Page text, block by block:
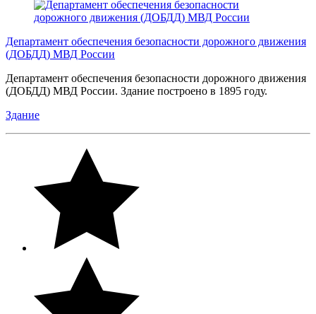
Департамент обеспечения безопасности дорожного движения
(ДОБДД) МВД России
Департамент обеспечения безопасности дорожного движения
(ДОБДД) МВД России. Здание построено в 1895 году.
Здание